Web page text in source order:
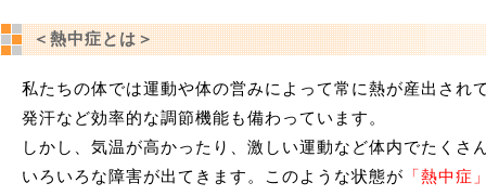
＜熱中症とは＞
私たちの体では運動や体の営みによって常に熱が産出され
発汗など効率的な調節機能も備わっています。
しかし、気温が高かったり、激しい運動など体内でたく
いろいろな障害が出てきます。このような状態が 「熱中症